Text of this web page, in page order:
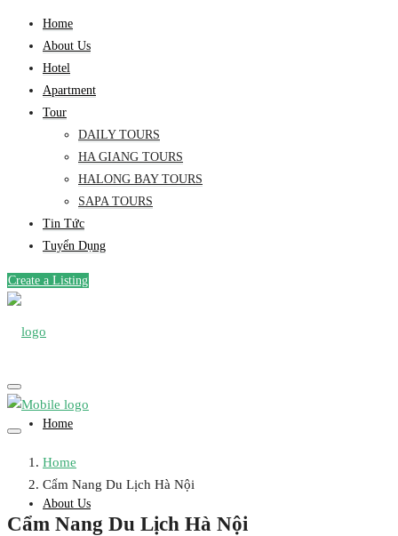
Home
About Us
Hotel
Apartment
Tour
DAILY TOURS
HA GIANG TOURS
HALONG BAY TOURS
SAPA TOURS
Tin Tức
Tuyển Dụng
Create a Listing
Home
About Us
Home
Cẩm Nang Du Lịch Hà Nội
Cẩm Nang Du Lịch Hà Nội